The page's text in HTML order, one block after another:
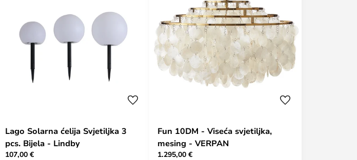
Lago Solarna ćelija Svjetiljka 3
pcs. Bijela - Lindby
107,00 €
Fun 10DM - Viseća svjetiljka,
mesing - VERPAN
1.295,00 €